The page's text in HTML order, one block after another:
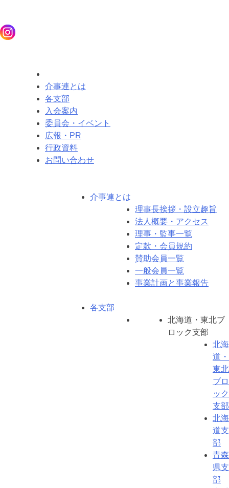
介事連とは
各支部
入会案内
委員会・イベント
広報・PR
行政資料
お問い合わせ
介事連とは
理事長挨拶・設立趣旨
法人概要・アクセス
理事・監事一覧
定款・会員規約
賛助会員一覧
一般会員一覧
事業計画と事業報告
各支部
北海道・東北ブ
ロック支部
北海
道・
東北
ブロ
ック
支部
北海
道支
部
青森
県支
部